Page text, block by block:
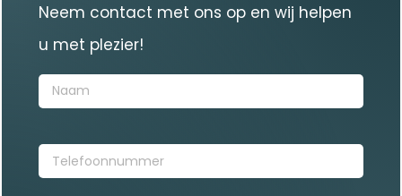
Neem contact met ons op en wij helpen
u met plezier!
Naam
Telefoonnummer